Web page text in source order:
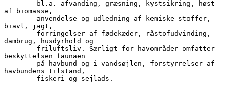
af biomasse,
biavl, jagt,
dambrug, husdyrhold og
beskyttelsen faunaen
havbundens tilstand,